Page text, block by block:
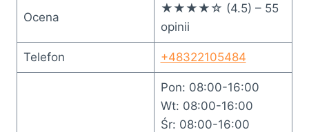
Ocena
★★★★☆ (4.5) – 55
opinii
Telefon +48322105484
Pon: 08:00-16:00
Wt: 08:00-16:00
Śr: 08:00-16:00